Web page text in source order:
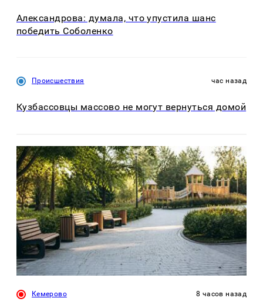
Александрова: думала, что упустила шанс
победить Соболенко
Происшествия час назад
Кузбассовцы массово не могут вернуться домой
Кемерово 8 часов назад